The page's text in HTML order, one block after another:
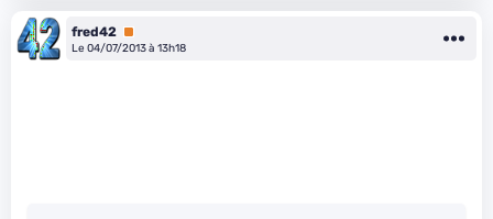
fred42 Premium
Le 04/07/2013 à 13h18